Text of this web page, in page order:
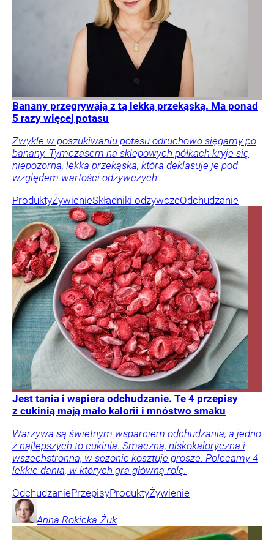
Banany przegrywają z tą lekką przekąską. Ma ponad
5 razy więcej potasu
Zwykle w poszukiwaniu potasu odruchowo sięgamy po
banany. Tymczasem na sklepowych półkach kryje się
niepozorna, lekka przekąska, która deklasuje je pod
względem wartości odżywczych.
ProduktyŻywienieSkładniki odżywczeOdchudzanie
Jest tania i wspiera odchudzanie. Te 4 przepisy
z cukinią mają mało kalorii i mnóstwo smaku
Warzywa są świetnym wsparciem odchudzania, a jedno
z najlepszych to cukinia. Smaczna, niskokaloryczna i
wszechstronna, w sezonie kosztuje grosze. Polecamy 4
lekkie dania, w których gra główną rolę.
OdchudzaniePrzepisyProduktyŻywienie
Anna Rokicka-Żuk